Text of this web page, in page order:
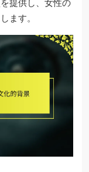
ます。